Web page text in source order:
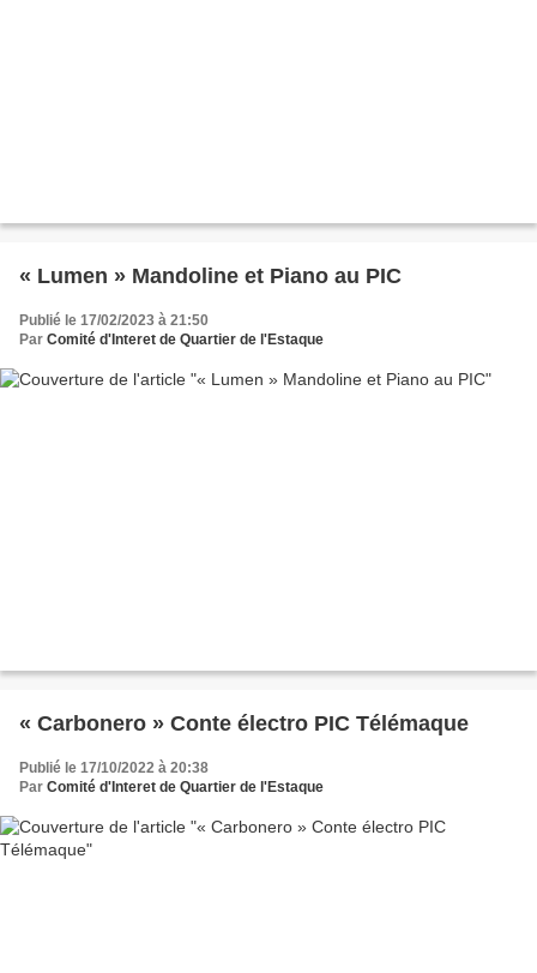
« Lumen » Mandoline et Piano au PIC
Publié le 17/02/2023 à 21:50
Par Comité d'Interet de Quartier de l'Estaque
« Carbonero » Conte électro PIC Télémaque
Publié le 17/10/2022 à 20:38
Par Comité d'Interet de Quartier de l'Estaque